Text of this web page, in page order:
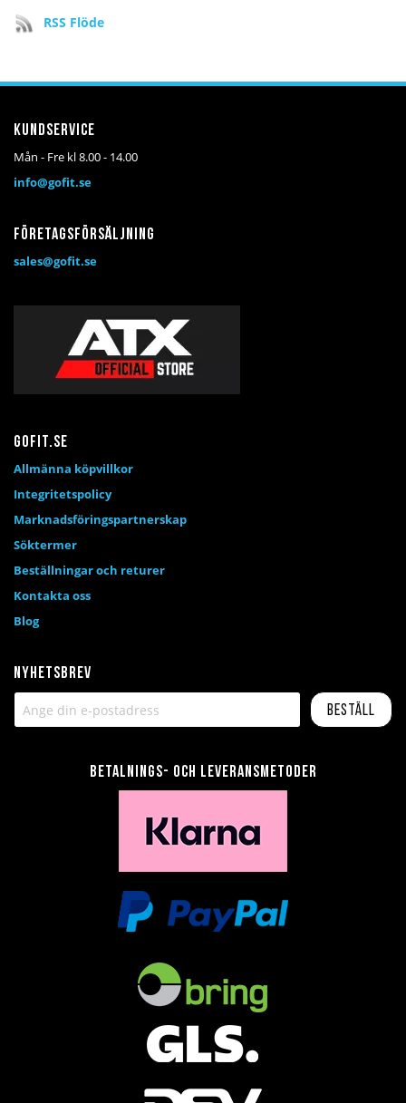
RSS Flöde
Nyhetsbrev
Beställ
Kundservice
Mån - Fre kl 8.00 - 14.00
info@gofit.se
Företagsförsäljning
sales@gofit.se
Betalnings- och leveransmetoder
Gofit.se
Allmänna köpvillkor
Integritetspolicy
Marknadsföringspartnerskap
Söktermer
Beställningar och returer
Kontakta oss
Blog